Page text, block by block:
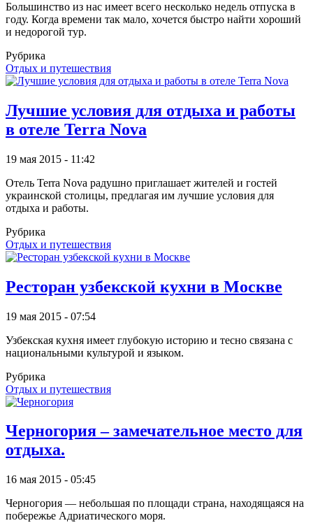
Большинство из нас имеет всего несколько недель отпуска в
году. Когда времени так мало, хочется быстро найти хороший
и недорогой тур.
Рубрика
Отдых и путешествия
Лучшие условия для отдыха и работы
в отеле Terra Nova
19 мая 2015 - 11:42
Отель Terra Nova радушно приглашает жителей и гостей
украинской столицы, предлагая им лучшие условия для
отдыха и работы.
Рубрика
Отдых и путешествия
Ресторан узбекской кухни в Москве
19 мая 2015 - 07:54
Узбекская кухня имеет глубокую историю и тесно связана с
национальными культурой и языком.
Рубрика
Отдых и путешествия
Черногория – замечательное место для
отдыха.
16 мая 2015 - 05:45
Черногория — небольшая по площади страна, находящаяся на
побережье Адриатического моря.